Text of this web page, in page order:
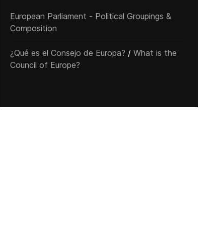
European Parliament - Political Groupings &
Composition
¿Qué es el Consejo de Europa? / What is the
Council of Europe?